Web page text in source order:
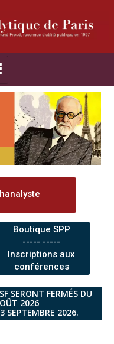
Boutique SPP
----- -----
Inscriptions aux
conférences
SERONT FERMÉS DU
2026
SEPTEMBRE 2026.